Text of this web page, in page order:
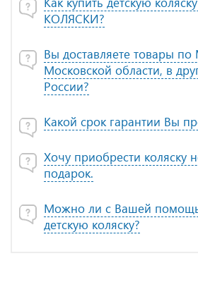
КОЛЯСКИ?
Вы доставляете товары
Московской области, в
России?
Какой срок гарантии Вы
Хочу приобрести коляску
подарок.
Можно ли с Вашей
детскую коляску?